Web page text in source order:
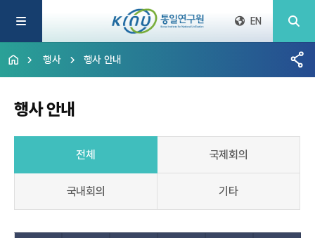
EN
행사 행사 안내
행사 안내
전체 국제회의
국내회의 기타